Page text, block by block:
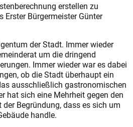
erstellen zu
Erster Bürgermeister Günter
der Stadt. Immer wieder
um die dringend
Immer wieder war es dabei
ob die Stadt überhaupt ein
ausschließlich gastronomischen
hat sich eine Mehrheit gegen den
Begründung, dass es sich um
handle.